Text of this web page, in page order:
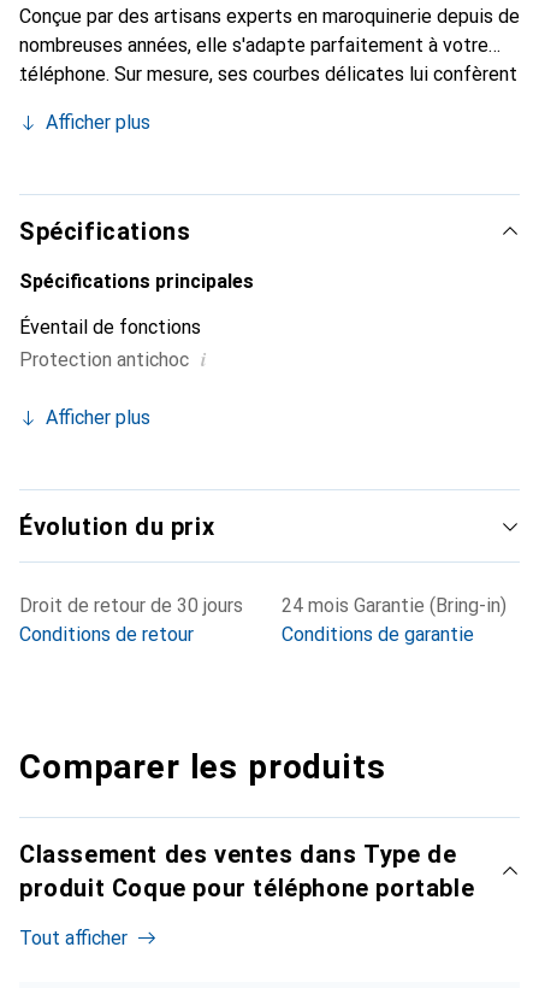
Conçue par des artisans experts en maroquinerie depuis de
nombreuses années, elle s'adapte parfaitement à votre
téléphone. Sur mesure, ses courbes délicates lui confèrent
et indispensable pour votre smartphone. La marque
de haute qualité et constitue un choix sûr pour une
clientèle exigeante.
Afficher plus
Spécifications
Spécifications principales
Éventail de fonctions
Protection antichoc i
Afficher plus
Évolution du prix
Droit de retour de 30 jours
Conditions de retour
24 mois Garantie (Bring-in)
Conditions de garantie
Comparer les produits
Classement des ventes dans Type de
produit Coque pour téléphone portable
Tout afficher